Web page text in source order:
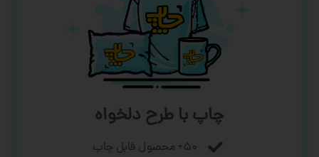
چاپ با طرح دلخواه
۵۰+ محصول قابل چاپ